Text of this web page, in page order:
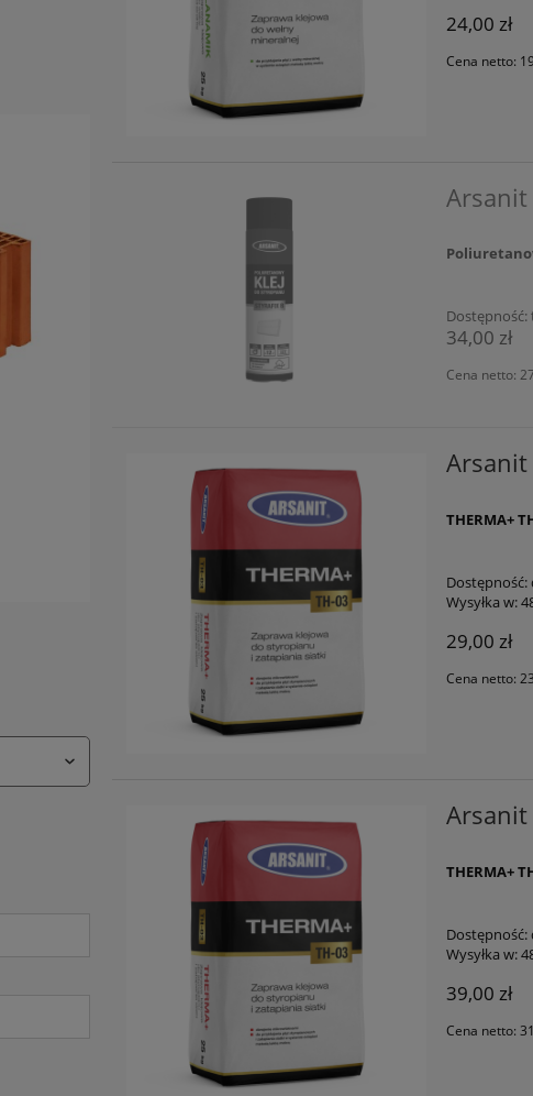
24,00 zł
Cena netto:
Dostępność:
34,00 zł
Cena netto:
THERMA+
Dostępność:
Wysyłka w:
29,00 zł
Cena netto:
Arsanit
THERMA+
Dostępność:
Wysyłka w:
39,00 zł
Cena netto: